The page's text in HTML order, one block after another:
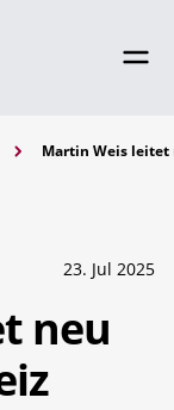
Martin Weis leitet
23. Jul 2025
neu